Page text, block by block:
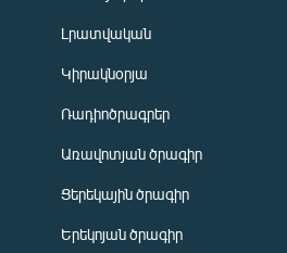
Լրատվական
Կիրակնօրյա
Ռադիոծրագրեր
Առավոտյան ծրագիր
Ցերեկային ծրագիր
Երեկոյան ծրագիր